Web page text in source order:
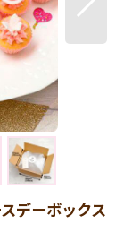
デーボックス